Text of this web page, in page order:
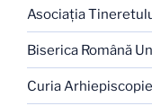
Asociaţia
Biserica Română
Curia